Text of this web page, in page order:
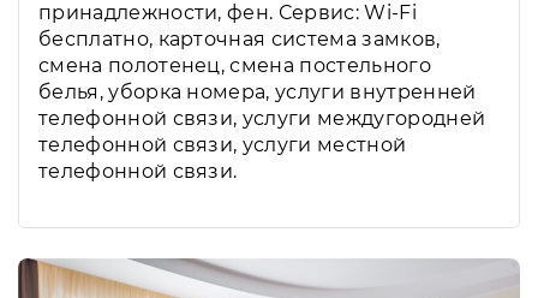
принадлежности, фен. Сервис: Wi-Fi
бесплатно, карточная система замков,
смена полотенец, смена постельного
белья, уборка номера, услуги внутренней
телефонной связи, услуги междугородней
телефонной связи, услуги местной
телефонной связи.